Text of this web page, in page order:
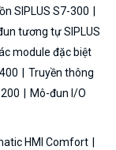
SIPLUS S7-300
tương tự SIPLUS
module đặc biệt
Truyền thông
Mô-đun I/O
HMI Comfort